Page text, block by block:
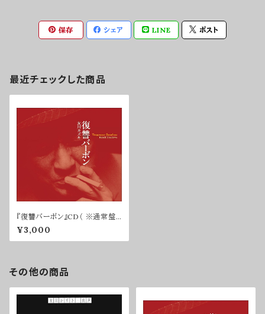
保存 シェア LINE ポスト
最近チェックした商品
『復讐バーボン』CD（ ※通常盤・
サインなし）
¥3,000
その他の商品